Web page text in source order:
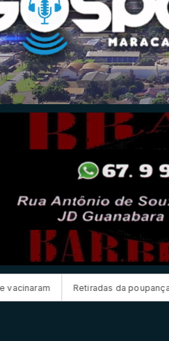
Retiradas da poupança superam